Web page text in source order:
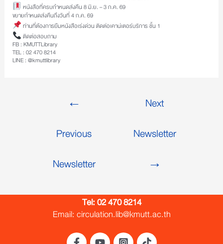
หนังสือที่ครบกำหนดส่งคืน 8 มิ.ย. – 3 ก.ค. 69
ขยายกำหนดส่งคืนถึงวันที่ 4 ก.ค. 69
ท่านที่ต้องการยืมหนังสือเร่งด่วน ติดต่อเคาน์เตอร์บริการ ชั้น 1
ติดต่อสอบถาม
FB : KMUTTLibrary
TEL : 02 470 8214
LINE : @kmuttlibrary
←
Previous
Newsletter
Next
Newsletter
→
Tel: 02 470 8214
Email: circulation.lib@kmutt.ac.th